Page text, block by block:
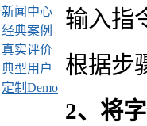
输入指
根据步
2、将
新闻中心
经典案例
真实评价
典型用户
定制Demo